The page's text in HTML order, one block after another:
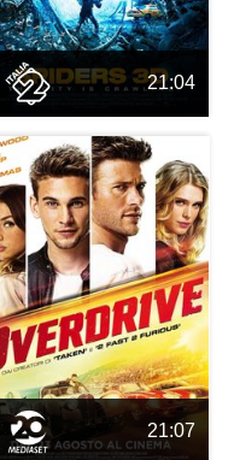
21:04
21:07